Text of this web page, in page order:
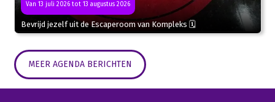
Van 13 juli 2026 tot 13 augustus 2026
Bevrijd jezelf uit de Escaperoom van Kompleks 🗓
MEER AGENDA BERICHTEN